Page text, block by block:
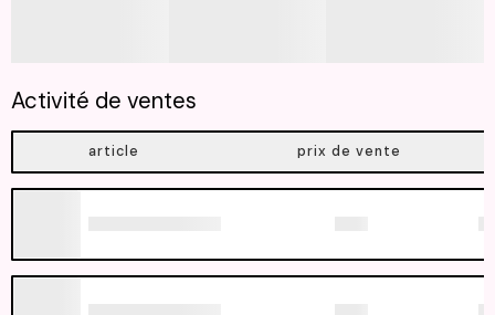
Activité de ventes
article prix de vente